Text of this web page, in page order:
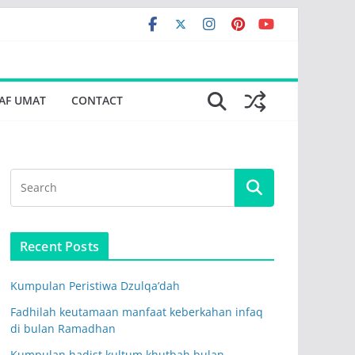
UMAT CONTACT
Recent Posts
Kumpulan Peristiwa Dzulqa’dah
Fadhilah keutamaan manfaat keberkahan infaq
di bulan Ramadhan